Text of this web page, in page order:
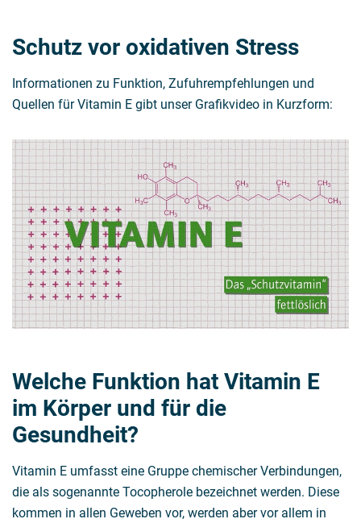
Schutz vor oxidativen Stress
Informationen zu Funktion, Zufuhrempfehlungen und
Quellen für Vitamin E gibt unser Grafikvideo in Kurzform:
Welche Funktion hat Vitamin E
im Körper und für die
Gesundheit?
Vitamin E umfasst eine Gruppe chemischer Verbindungen,
die als sogenannte Tocopherole bezeichnet werden. Diese
kommen in allen Geweben vor, werden aber vor allem in